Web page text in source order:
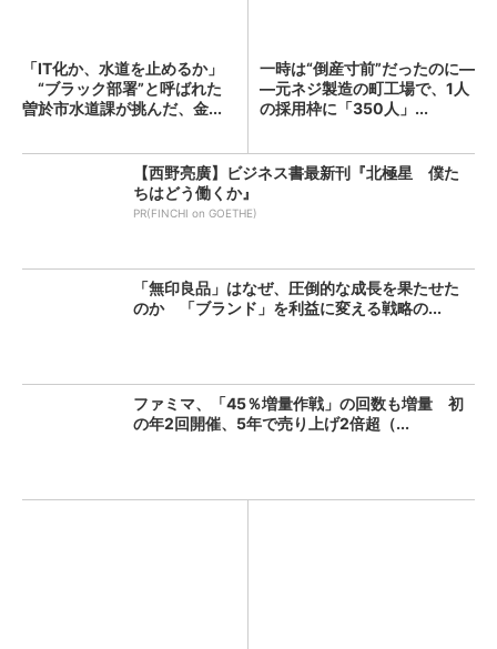
「IT化か、水道を止めるか」
“ブラック部署”と呼ばれた
曽於市水道課が挑んだ、金...
一時は“倒産寸前”だったのに―
―元ネジ製造の町工場で、1人
の採用枠に「350人」...
【西野亮廣】ビジネス書最新刊『北極星 僕た
ちはどう働くか』
PR(FINCHI on GOETHE)
「無印良品」はなぜ、圧倒的な成長を果たせた
のか 「ブランド」を利益に変える戦略の...
ファミマ、「45％増量作戦」の回数も増量 初
の年2回開催、5年で売り上げ2倍超（...